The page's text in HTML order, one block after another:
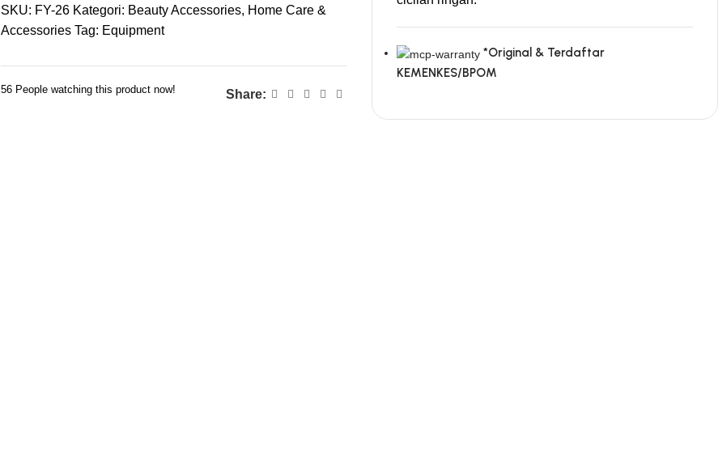
SKU: FY-26 Kategori: Beauty Accessories, Home Care &
Accessories Tag: Equipment
56 People watching this product now! Share:
*Original & Terdaftar
KEMENKES/BPOM